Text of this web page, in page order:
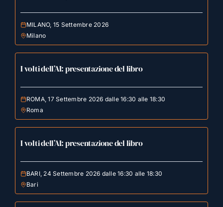
MILANO, 15 Settembre 2026
Milano
I volti dell’AI: presentazione del libro
ROMA, 17 Settembre 2026 dalle 16:30 alle 18:30
Roma
I volti dell’AI: presentazione del libro
BARI, 24 Settembre 2026 dalle 16:30 alle 18:30
Bari